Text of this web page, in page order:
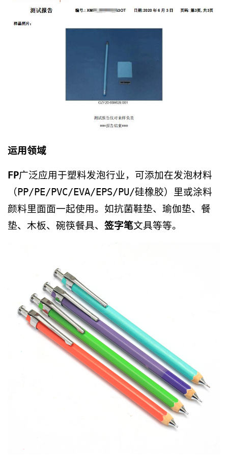
运用领域
FP广泛应用于塑料发泡行业，可添加在发泡材料
（PP/PE/PVC/EVA/EPS/PU/硅橡胶）里或涂料
颜料里面面一起使用。如抗菌鞋垫、瑜伽垫、餐
垫、木板、碗筷餐具、签字笔文具等等。